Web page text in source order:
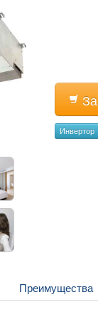
Инвертор
Преимущества